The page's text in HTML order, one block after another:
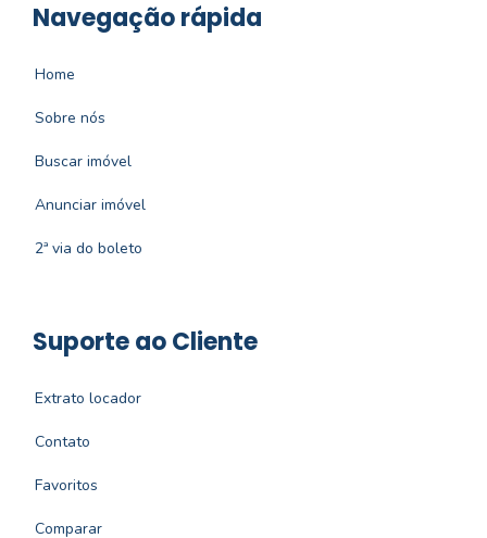
Navegação rápida
Home
Sobre nós
Buscar imóvel
Anunciar imóvel
2ª via do boleto
Suporte ao Cliente
Extrato locador
Contato
Favoritos
Comparar